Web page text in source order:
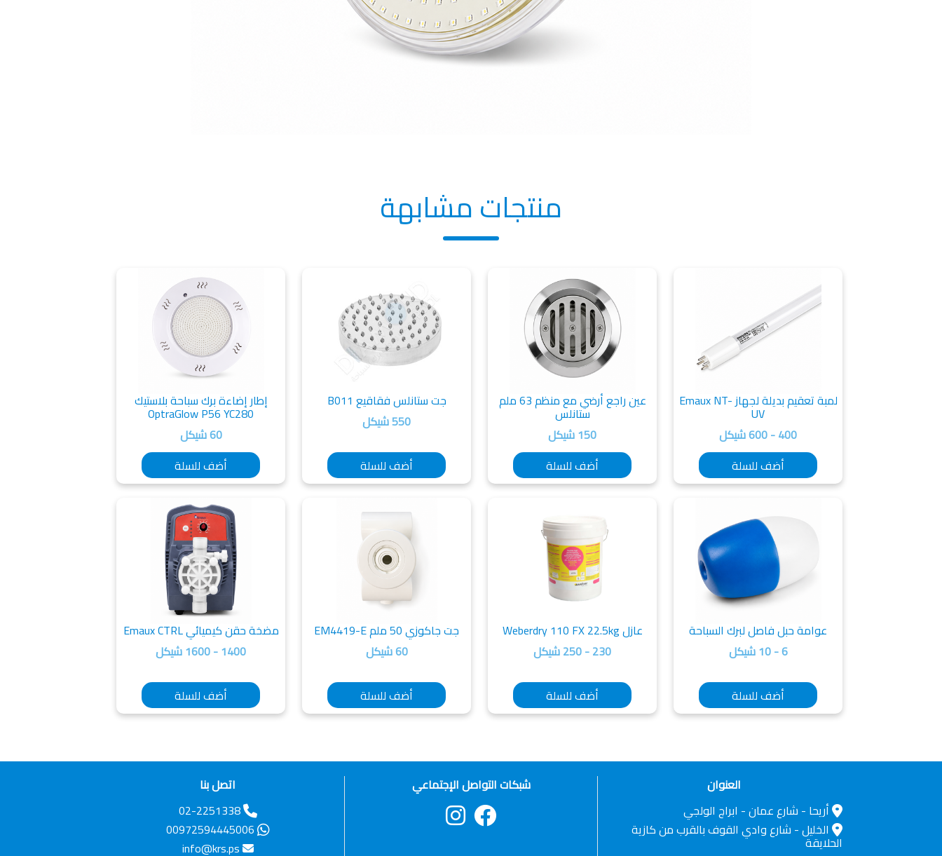
منتجات مشابهة
لمبة تعقيم بديلة لجهاز Emaux NT-
UV
400 - 600 شيكل
أضف للسلة
عين راجع أرضي مع منظم 63 ملم
ستانلس
150 شيكل
أضف للسلة
جت ستانلس فقاقيع B011
550 شيكل
أضف للسلة
إطار إضاءة برك سباحة بلاستيك
OptraGlow P56 YC280
60 شيكل
أضف للسلة
عوامة حبل فاصل لبرك السباحة
6 - 10 شيكل
أضف للسلة
عازل Weberdry 110 FX 22.5kg
230 - 250 شيكل
أضف للسلة
جت جاكوزي 50 ملم EM4419-E
60 شيكل
أضف للسلة
مضخة حقن كيميائي Emaux CTRL
1400 - 1600 شيكل
أضف للسلة
العنوان
أريحا - شارع عمان - ابراج الولجي
الخليل - شارع وادي القوف بالقرب من كازية
الحلايقة
شبكات التواصل الإجتماعي
اتصل بنا
02-2251338